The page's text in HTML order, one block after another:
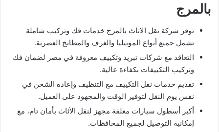
بالمرج
توفر شركة نقل الاثاث بالمرج خدمات فك وتركيب شاملة
تشمل جميع أنواع الموبيليا والغرف والمطابخ العصرية.
التعاقد مع شركات تبريد وتكييف معروفة في مصر لضمان فك
وتركيب التكييفات بكفاءة عالية.
تقديم خدمات نقل التكييف مع التنظيف وإعادة الشحن في
نفس يوم النقل لتوفير الوقت والمجهود على العميل.
أكبر أسطول سيارات مغلقة مجهز لنقل الأثاث بأمان تام، مع
إمكانية التوصيل لجميع المحافظات.